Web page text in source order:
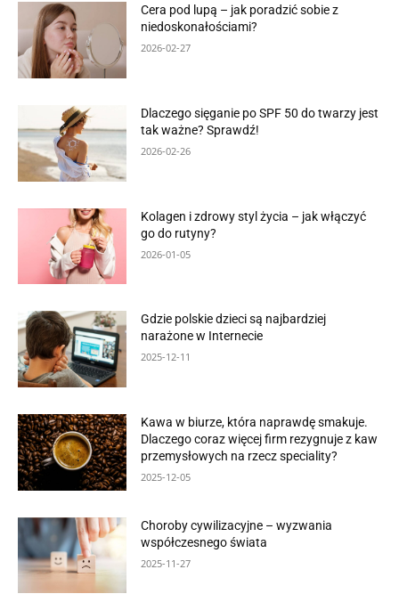
Cera pod lupą – jak poradzić sobie z
niedoskonałościami?
2026-02-27
Dlaczego sięganie po SPF 50 do twarzy jest
tak ważne? Sprawdź!
2026-02-26
Kolagen i zdrowy styl życia – jak włączyć
go do rutyny?
2026-01-05
Gdzie polskie dzieci są najbardziej
narażone w Internecie
2025-12-11
Kawa w biurze, która naprawdę smakuje.
Dlaczego coraz więcej firm rezygnuje z kaw
przemysłowych na rzecz speciality?
2025-12-05
Choroby cywilizacyjne – wyzwania
współczesnego świata
2025-11-27